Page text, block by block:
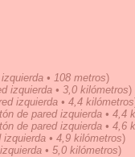
• 108 metros)
izquierda • 3,0 kilómetros)
izquierda • 4,4 kilómetros
de pared izquierda • 4,4
de pared izquierda • 4,6
izquierda • 4,9 kilómetros)
• 5,0 kilómetros)